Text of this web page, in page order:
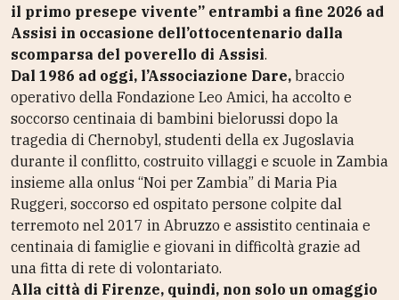
il primo presepe vivente” entrambi a fine 2026 ad
Assisi in occasione dell’ottocentenario dalla
scomparsa del poverello di Assisi.
Dal 1986 ad oggi, l’Associazione Dare, braccio
operativo della Fondazione Leo Amici, ha accolto e
soccorso centinaia di bambini bielorussi dopo la
tragedia di Chernobyl, studenti della ex Jugoslavia
durante il conflitto, costruito villaggi e scuole in Zambia
insieme alla onlus “Noi per Zambia” di Maria Pia
Ruggeri, soccorso ed ospitato persone colpite dal
terremoto nel 2017 in Abruzzo e assistito centinaia e
centinaia di famiglie e giovani in difficoltà grazie ad
una fitta di rete di volontariato.
Alla città di Firenze, quindi, non solo un omaggio